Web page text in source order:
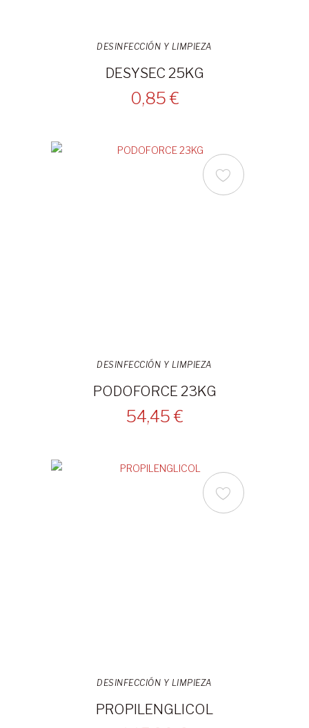
DESINFECCIÓN Y LIMPIEZA
DESYSEC 25KG
0,85 €
DESINFECCIÓN Y LIMPIEZA
PODOFORCE 23KG
54,45 €
DESINFECCIÓN Y LIMPIEZA
PROPILENGLICOL